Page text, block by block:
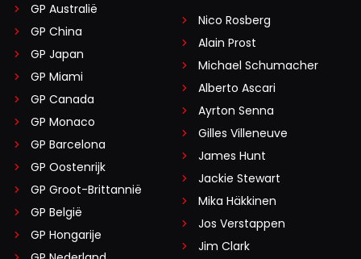
GP Australië
GP China
GP Japan
GP Miami
GP Canada
GP Monaco
GP Barcelona
GP Oostenrijk
GP Groot-Brittannië
GP België
GP Hongarije
Nico Rosberg
Alain Prost
Michael Schumacher
Alberto Ascari
Ayrton Senna
Gilles Villeneuve
James Hunt
Jackie Stewart
Mika Häkkinen
Jos Verstappen
Jim Clark